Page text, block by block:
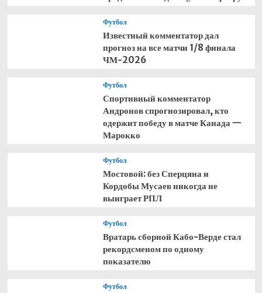
Футбол
Известный комментатор дал
прогноз на все матчи 1/8 финала
ЧМ-2026
Футбол
Спортивный комментатор
Андронов спрогнозировал, кто
одержит победу в матче Канада —
Марокко
Футбол
Мостовой: без Сперцяна и
Кордобы Мусаев никогда не
выиграет РПЛ
Футбол
Вратарь сборной Кабо-Верде стал
рекордсменом по одному
показателю
Футбол